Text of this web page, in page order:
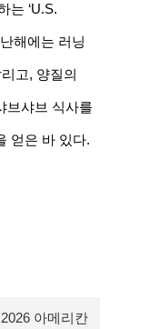
는 ‘U.S.
해에는 러닝
고, 양질의
브샤브 식사를
얻은 바 있다.
아메리칸